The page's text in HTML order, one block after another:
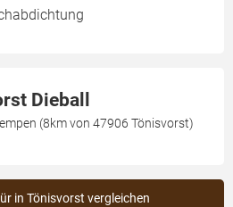
Dieball
(8km von 47906 Tönisvorst)
in Tönisvorst vergleichen